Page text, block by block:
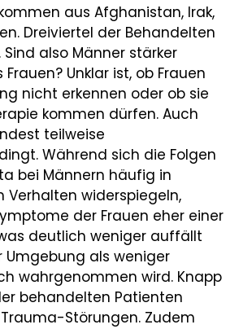
aus Afghanistan, Irak,
Dreiviertel der Behandelten
Sind also Männer stärker
Unklar ist, ob Frauen
nicht erkennen oder ob sie
kommen dürfen. Auch
teilweise
Während sich die Folgen
bei Männern häufig in
Verhalten widerspiegeln,
der Frauen eher einer
deutlich weniger auffällt
Umgebung als weniger
wahrgenommen wird. Knapp
behandelten Patienten
Störungen. Zudem